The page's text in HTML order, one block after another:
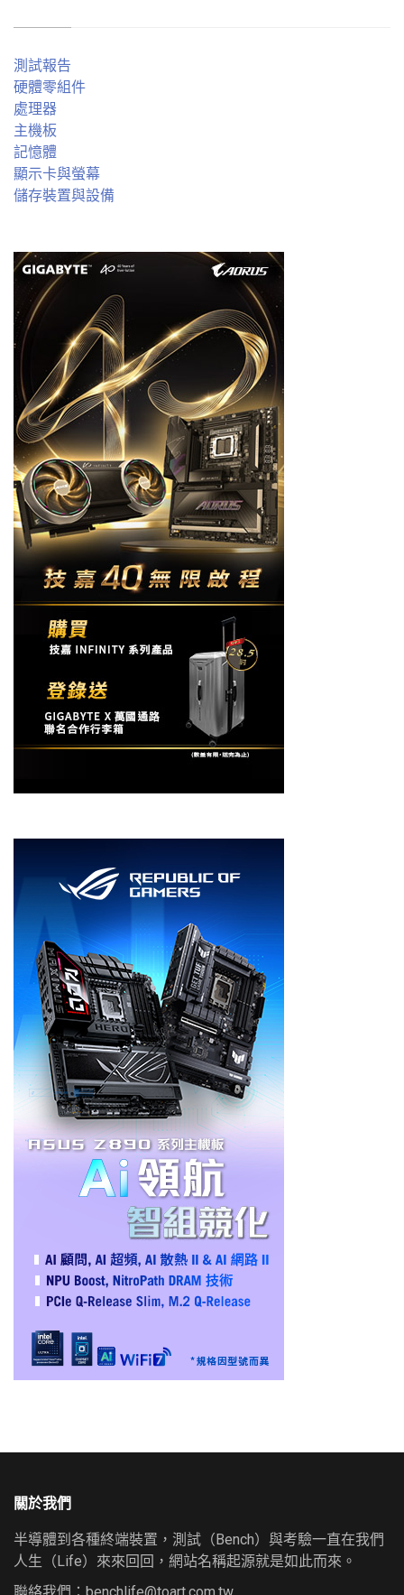
測試報告
硬體零組件
處理器
主機板
記憶體
顯示卡與螢幕
儲存裝置與設備
關於我們
半導體到各種終端裝置，測試（Bench）與考驗一直在我們
人生（Life）來來回回，網站名稱起源就是如此而來。